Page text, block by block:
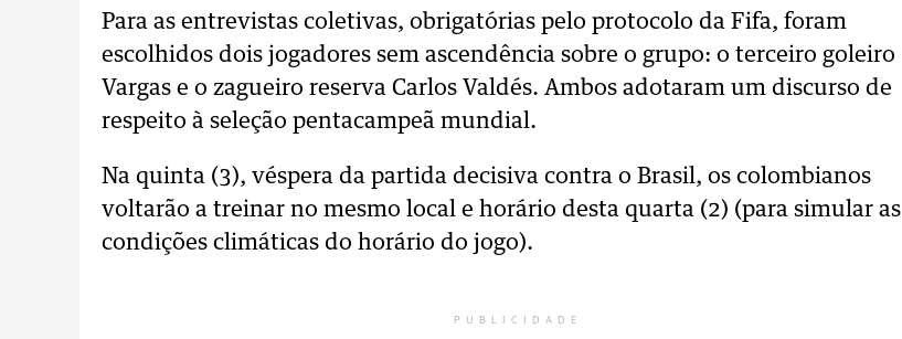
Para as entrevistas coletivas, obrigatórias pelo protocolo da Fifa, foram
escolhidos dois jogadores sem ascendência sobre o grupo: o terceiro goleiro
Vargas e o zagueiro reserva Carlos Valdés. Ambos adotaram um discurso de
respeito à seleção pentacampeã mundial.
Na quinta (3), véspera da partida decisiva contra o Brasil, os colombianos
voltarão a treinar no mesmo local e horário desta quarta (2) (para simular as
condições climáticas do horário do jogo).
PUBLICIDADE